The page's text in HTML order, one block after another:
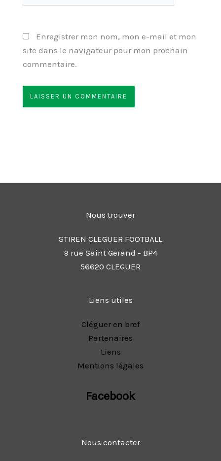
Enregistrer mon nom, mon e-mail et mon
site dans le navigateur pour mon prochain
commentaire.
Nous trouver
STIREN CLEGUER FOOTBALL
9 rue Saint Gerand - BP4
56620 CLEGUER
Liens utiles
Cléguer en bref
Partenaires
Liens
Mentions légales
Facebook
Nous contacter